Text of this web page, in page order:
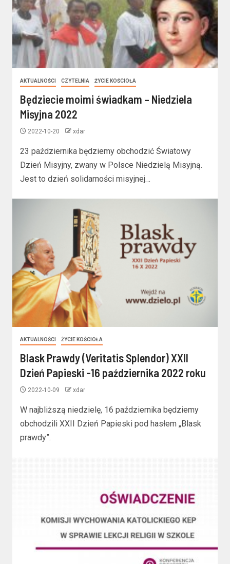
AKTUALNOŚCI CZYTELNIA ŻYCIE KOŚCIOŁA
Będziecie moimi świadkam – Niedziela
Misyjna 2022
2022-10-20 xdar
23 października będziemy obchodzić Światowy
Dzień Misyjny, zwany w Polsce Niedzielą Misyjną.
Jest to dzień solidarności misyjnej…
AKTUALNOŚCI ŻYCIE KOŚCIOŁA
Blask Prawdy (Veritatis Splendor) XXII
Dzień Papieski -16 października 2022 roku
2022-10-09 xdar
W najbliższą niedzielę, 16 października będziemy
obchodzili XXII Dzień Papieski pod hasłem „Blask
prawdy”.